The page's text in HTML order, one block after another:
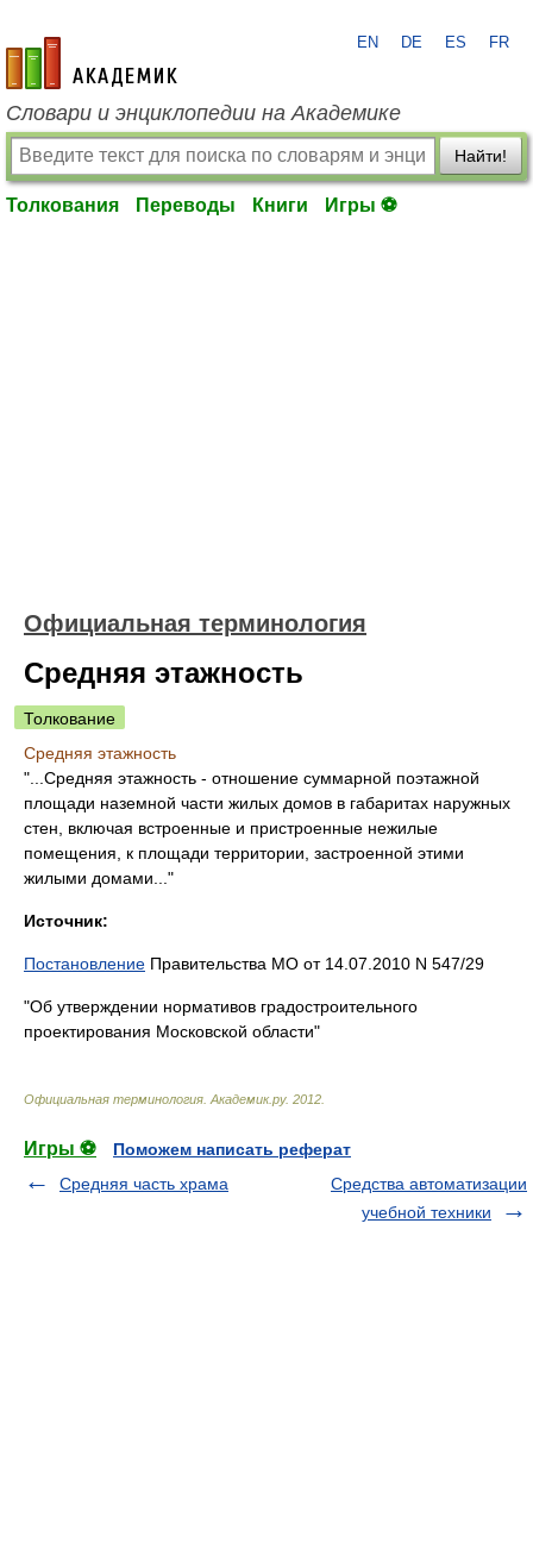
academic.ru
EN DE ES FR
Словари и энциклопедии на Академике
Найти!
Толкования Переводы Книги Игры ⚽
Официальная терминология
Средняя этажность
Толкование
Средняя этажность
"...Средняя этажность - отношение суммарной поэтажной
площади наземной части жилых домов в габаритах наружных
стен, включая встроенные и пристроенные нежилые
помещения, к площади территории, застроенной этими
жилыми домами..."
Источник:
Постановление Правительства МО от 14.07.2010 N 547/29
"Об утверждении нормативов градостроительного
проектирования Московской области"
Официальная терминология Академик.ру. 2012
Игры ⚽
Поможем написать реферат
Средняя часть храма
Средства автоматизации
учебной техники